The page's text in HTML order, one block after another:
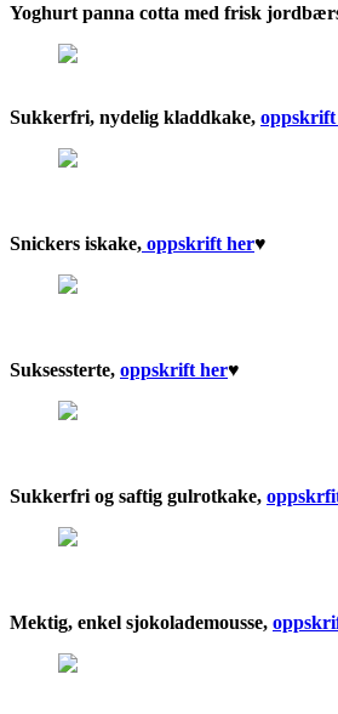
Yoghurt panna cotta med frisk
Sukkerfri, nydelig kladdkake,
Snickers iskake, oppskrift her♥︎
Suksessterte, oppskrift her♥︎
Sukkerfri og saftig gulrotkake,
Mektig, enkel sjokolademousse,